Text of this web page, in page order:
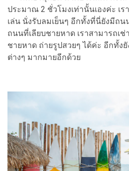
ประมาณ 2 ชั่วโมงเท่านั้นเองค่ะ เร
เล่น นั่งรับลมเย็นๆ อีกทั้งที่นี่ยังมีถน
ถนนที่เลียบชายหาด เราสามารถเช่
ชายหาด ถ่ายรูปสวยๆ ได้ค่ะ อีกทั้ง
ต่างๆ มากมายอีกด้วย